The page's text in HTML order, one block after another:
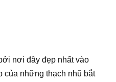
nơi đây đẹp nhất vào
của những thạch nhũ bắt